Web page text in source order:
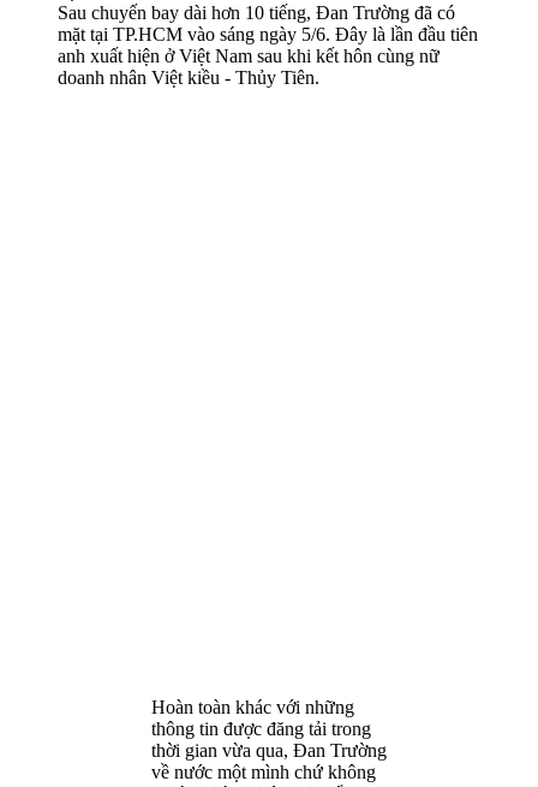
Sau chuyến bay dài hơn 10 tiếng, Đan Trường đã có
mặt tại TP.HCM vào sáng ngày 5/6. Đây là lần đầu tiên
anh xuất hiện ở Việt Nam sau khi kết hôn cùng nữ
doanh nhân Việt kiều - Thủy Tiên.
Hoàn toàn khác với những
thông tin được đăng tải trong
thời gian vừa qua, Đan Trường
về nước một mình chứ không